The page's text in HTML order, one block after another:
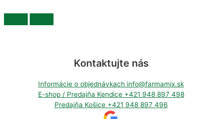
Kontaktujte nás
Informácie o objednávkach info@farmamix.sk
E-shop / Predajňa Kendice+421 948 897 498
Predajňa Košice+421 948 897 496